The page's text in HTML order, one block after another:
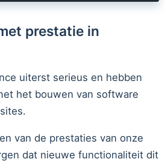
prestatie in
uiterst serieus en hebben
het bouwen van software
van de prestaties van onze
dat nieuwe functionaliteit dit